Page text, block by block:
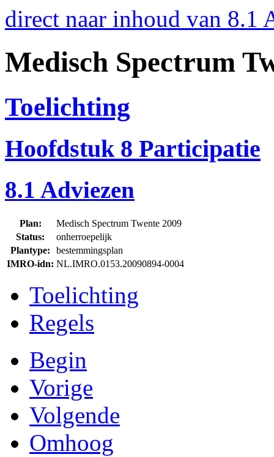
direct naar inhoud van 8.1
Medisch Spectrum
Toelichting
Hoofdstuk 8 Participatie
8.1 Adviezen
Plan:
Medisch Spectrum Twente 2009
Status:
onherroepelijk
Plantype:
bestemmingsplan
IMRO-idn: NL.IMRO.0153.20090894-0004
Toelichting
Regels
Begin
Vorige
Volgende
Omhoog